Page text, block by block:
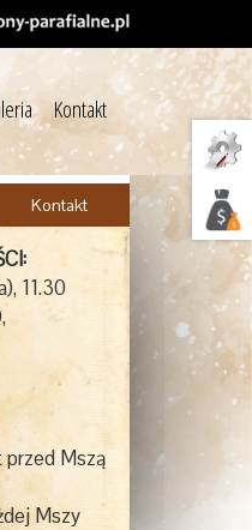
Kontakt
Kontakt
11.30
przed Mszą
Mszy